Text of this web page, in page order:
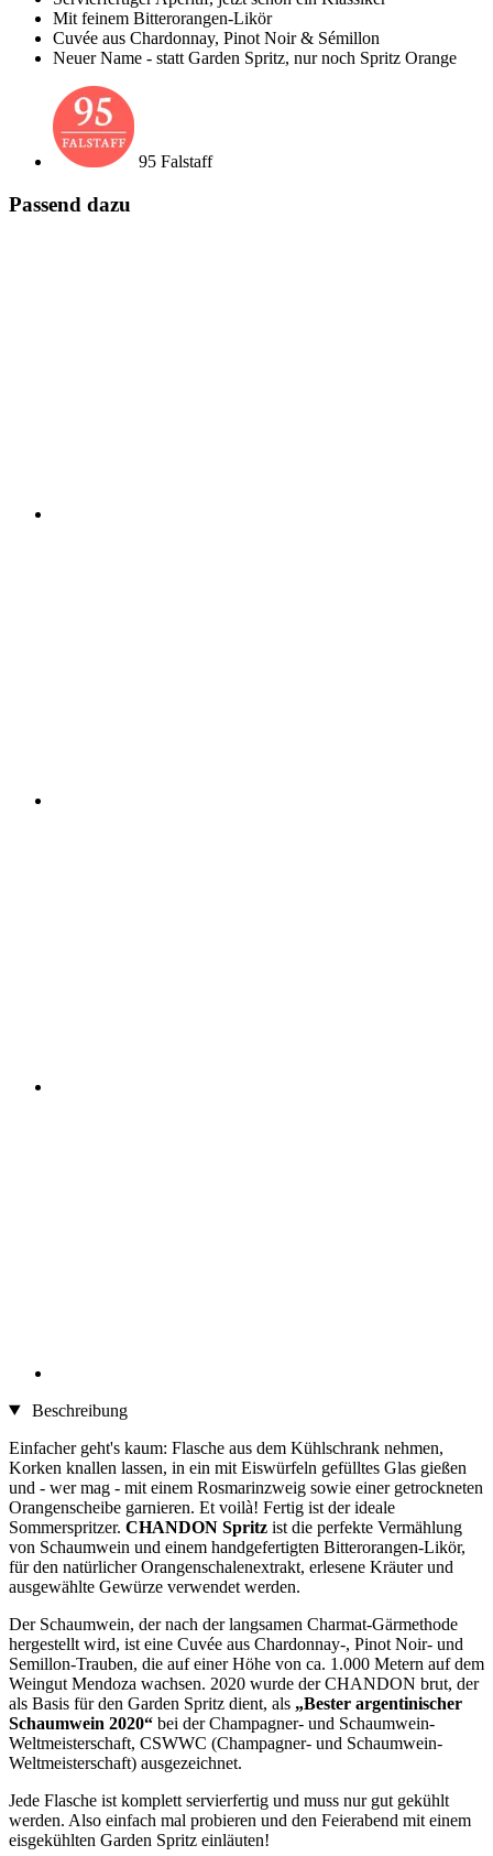
Mit feinem Bitterorangen-Likör
Cuvée aus Chardonnay, Pinot Noir & Sémillon
Neuer Name - statt Garden Spritz, nur noch Spritz Orange
95 Falstaff
Passend dazu
Beschreibung
Einfacher geht's kaum: Flasche aus dem Kühlschrank nehmen,
Korken knallen lassen, in ein mit Eiswürfeln gefülltes Glas gießen
und - wer mag - mit einem Rosmarinzweig sowie einer getrockneten
Orangenscheibe garnieren. Et voilà! Fertig ist der ideale
Sommerspritzer. CHANDON Spritz ist die perfekte Vermählung
von Schaumwein und einem handgefertigten Bitterorangen-Likör,
für den natürlicher Orangenschalenextrakt, erlesene Kräuter und
ausgewählte Gewürze verwendet werden.
Der Schaumwein, der nach der langsamen Charmat-Gärmethode
hergestellt wird, ist eine Cuvée aus Chardonnay-, Pinot Noir- und
Semillon-Trauben, die auf einer Höhe von ca. 1.000 Metern auf dem
Weingut Mendoza wachsen. 2020 wurde der CHANDON brut, der
als Basis für den Garden Spritz dient, als „Bester argentinischer
Schaumwein 2020“ bei der Champagner- und Schaumwein-
Weltmeisterschaft, CSWWC (Champagner- und Schaumwein-
Weltmeisterschaft) ausgezeichnet.
Jede Flasche ist komplett servierfertig und muss nur gut gekühlt
werden. Also einfach mal probieren und den Feierabend mit einem
eisgekühlten Garden Spritz einläuten!